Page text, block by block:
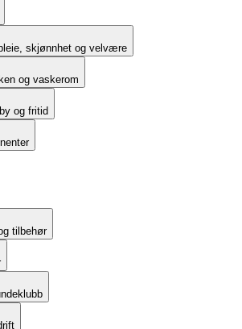
skjønnhet og velvære
og vaskerom
og fritid
tilbehør